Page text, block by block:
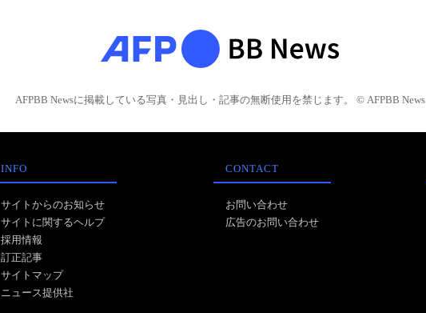
AFPBB Newsに掲載している写真・見出し・記事の無断使用を禁じます。 © AFPBB News
INFO
サイトからのお知らせ
サイトに関するヘルプ
採用情報
訂正記事
サイトマップ
ニュース提供社
CONTACT
お問い合わせ
広告のお問い合わせ